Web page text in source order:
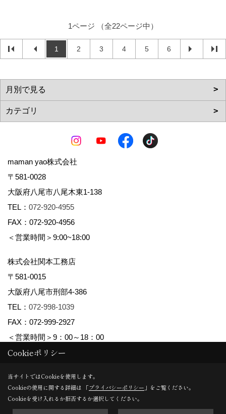
1ページ （全22ページ中）
1 2 3 4 5 6
maman yao株式会社
〒581-0028
大阪府八尾市八尾木東1-138
TEL： 072-920-4955
FAX：072-920-4956
＜営業時間＞9:00~18:00
株式会社関本工務店
〒581-0015
大阪府八尾市刑部4-386
TEL： 072-998-1039
FAX：072-999-2927
＜営業時間＞9：00～18：00
Copyright (c) maman yao株式会社関本工務店. All Rights Reserved.
Produced byゴデスクリエイト
Cookieポリシー
当サイトではCookieを使用します。
Cookieの使用に関する詳細は 「プライバシーポリシー 」をご覧ください。
Cookieを受け入れるか拒否するか選択してください。